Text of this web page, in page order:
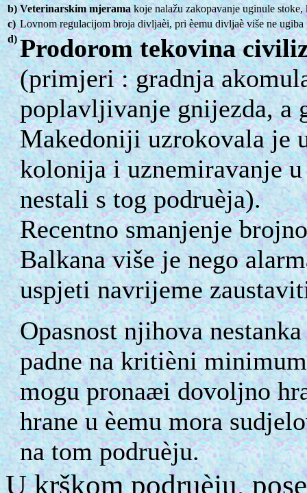
b) Veterinarskim mjeramakoje nalažu zakopavanje uginule stoke,
c) Lovnom regulacijom broja divljaèi, pri èemu divljaè više ne
d) Prodorom tekovina
(primjeri : gradnja
poplavljivanje gnijezda, a
Makedoniji uzrokovala je
kolonija i uznemiravanje
nestali s tog podruèja).
Recentno smanjenje
Balkana više je nego
uspjeti navrijeme
Opasnost njihova
padne na kritièni
mogu pronaæi dovoljno
hrane u èemu mora
na tom podruèju.
U krškom podruèju,